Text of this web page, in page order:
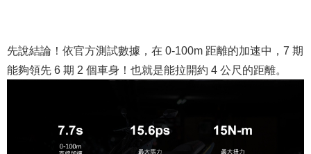
先說結論！依官方測試數據，在 0-100m 距離的加速中，7 期
能夠領先 6 期 2 個車身！也就是能拉開約 4 公尺的距離。